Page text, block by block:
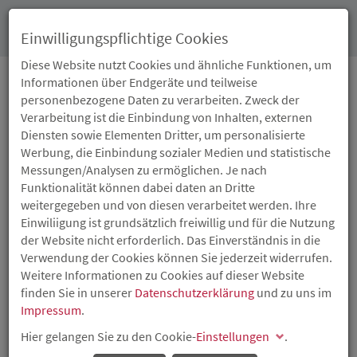
16.03.2018
LIME MEDICAL AUS BAD
KREUZNACH GEWINNT
PITCH IM RAHMEN DES
ISB-
NETZWERKTREFFENS
Venture-Capital-Bereich der ISB lädt zum siebten Mal
Start-ups ein
Einwilligungspflichtige Cookies
Diese Website nutzt Cookies und ähnliche Funktionen, um
Informationen über Endgeräte und teilweise
personenbezogene Daten zu verarbeiten. Zweck der
Verarbeitung ist die Einbindung von Inhalten, externen
Diensten sowie Elementen Dritter, um personalisierte
Werbung, die Einbindung sozialer Medien und statistische
Messungen/Analysen zu ermöglichen. Je nach
Funktionalität können dabei daten an Dritte
weitergegeben und von diesen verarbeitet werden. Ihre
Einwiliigung ist grundsätzlich freiwillig und für die Nutzung
der Website nicht erforderlich. Das Einverständnis in die
Verwendung der Cookies können Sie jederzeit widerrufen.
Weitere Informationen zu Cookies auf dieser Website
finden Sie in unserer Datenschutzerklärung und zu uns im
Impressum.
Hier gelangen Sie zu den Cookie-Einstellungen
.